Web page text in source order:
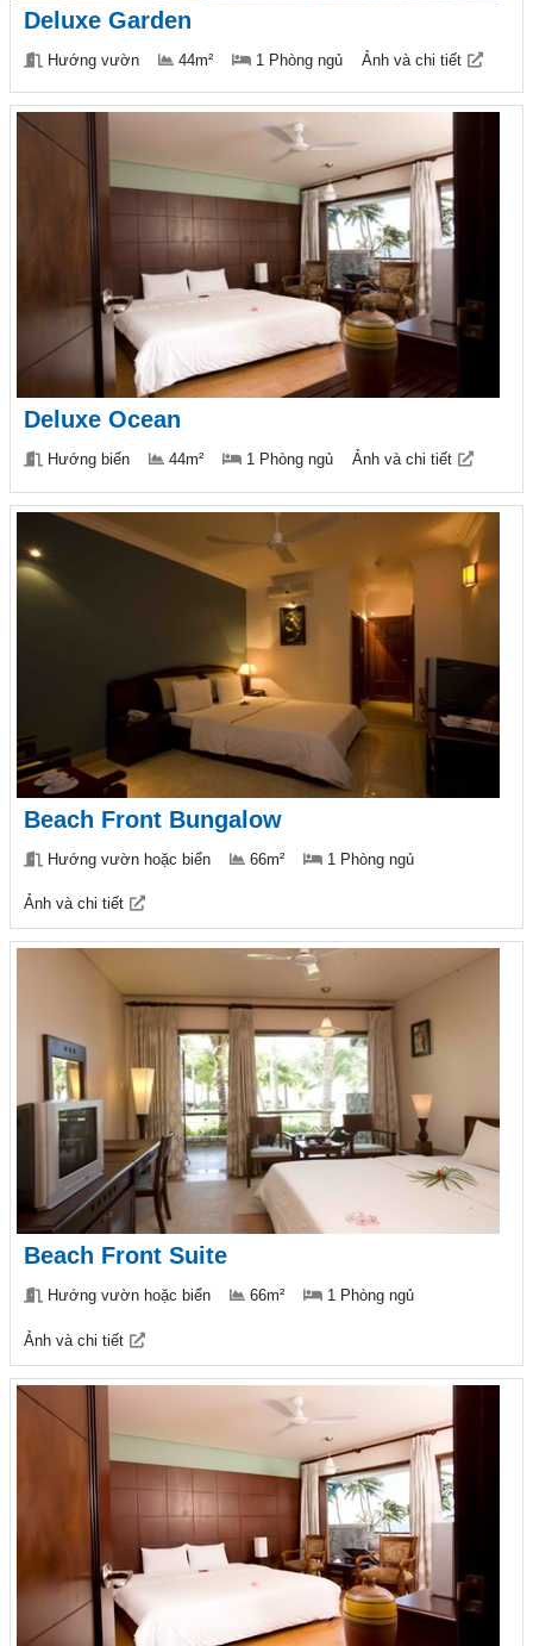
Deluxe Garden
Hướng vườn 44m² 1 Phòng ngủ Ảnh và chi tiết
Deluxe Ocean
Hướng biển 44m² 1 Phòng ngủ Ảnh và chi tiết
Beach Front Bungalow
Hướng vườn hoặc biển 66m² 1 Phòng ngủ
Ảnh và chi tiết
Beach Front Suite
Hướng vườn hoặc biển 66m² 1 Phòng ngủ
Ảnh và chi tiết